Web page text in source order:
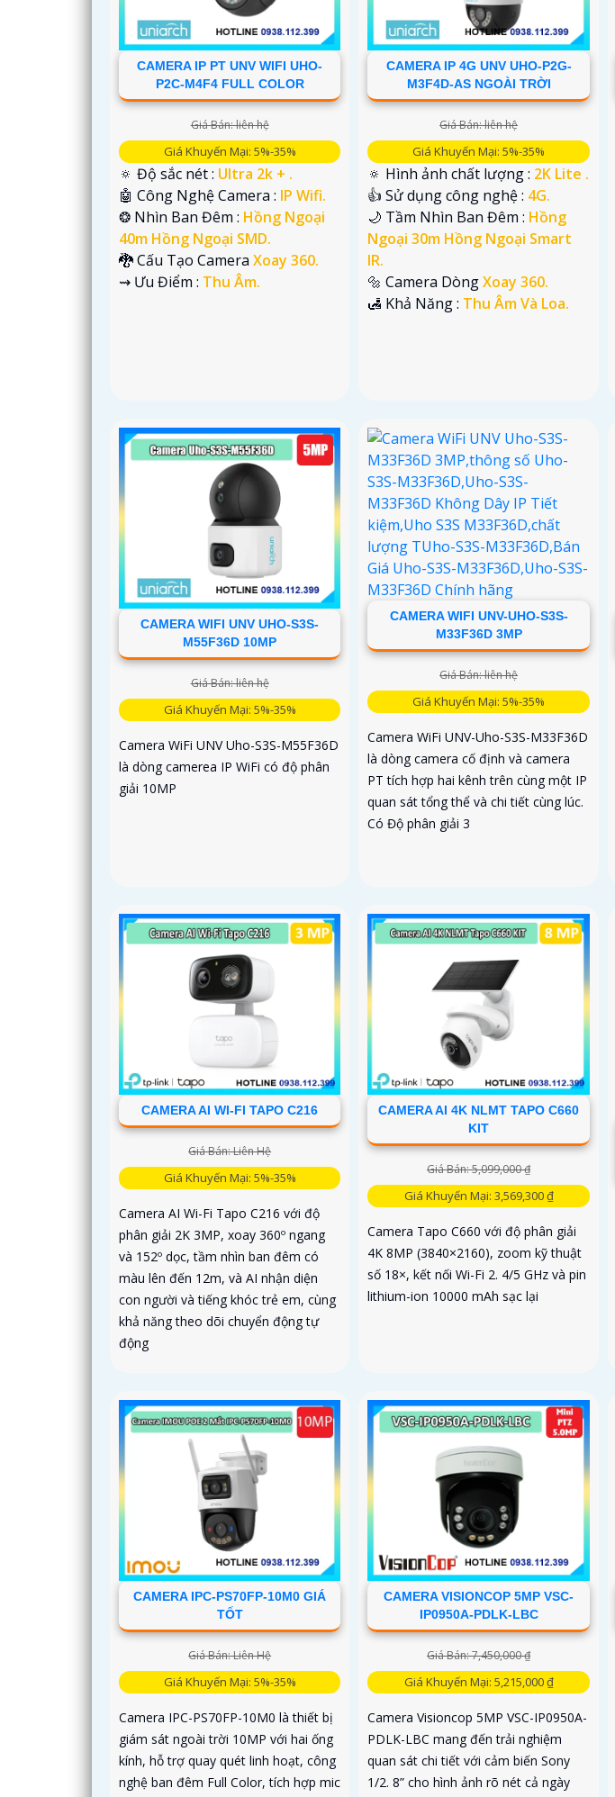
CAMERA IP PT UNV WIFI UHO-
P2C-M4F4 FULL COLOR
Giá Bán: liên hệ
Giá Khuyến Mại: 5%-35%
🔅 Độ sắc nét : Ultra 2k + .
🤖️ Công Nghệ Camera : IP Wifi.
❂ Nhìn Ban Đêm : Hồng Ngoại
40m Hồng Ngoại SMD.
🐉️ Cấu Tạo Camera Xoay 360.
️⇝ Ưu Điểm : Thu Âm.
CAMERA IP 4G UNV UHO-P2G-
M3F4D-AS NGOÀI TRỜI
Giá Bán: liên hệ
Giá Khuyến Mại: 5%-35%
🔅 Hình ảnh chất lượng : 2K Lite .
👍 Sử dụng công nghệ : 4G.
🌙 Tầm Nhìn Ban Đêm : Hồng
Ngoại 30m Hồng Ngoại Smart
IR.
🔩 Camera DòngXoay 360.
️🛃 Khả Năng : Thu Âm Và Loa.
CAMERA WIFI UNV UHO-S3S-
M55F36D 10MP
Giá Bán: liên hệ
Giá Khuyến Mại: 5%-35%
Camera WiFi UNV Uho-S3S-M55F36D
là dòng camerea IP WiFi có độ phân
giải 10MP
CAMERA WIFI UNV-UHO-S3S-
M33F36D 3MP
Giá Bán: liên hệ
Giá Khuyến Mại: 5%-35%
Camera WiFi UNV-Uho-S3S-M33F36D
là dòng camera cố định và camera
PT tích hợp hai kênh trên cùng một IP
quan sát tổng thể và chi tiết cùng lúc.
Có Độ phân giải 3
CAMERA AI WI-FI TAPO C216
Giá Bán: Liên Hệ
Giá Khuyến Mại: 5%-35%
Camera AI Wi-Fi Tapo C216 với độ
phân giải 2K 3MP, xoay 360º ngang
và 152º dọc, tầm nhìn ban đêm có
màu lên đến 12m, và AI nhận diện
con người và tiếng khóc trẻ em, cùng
khả năng theo dõi chuyển động tự
động
CAMERA AI 4K NLMT TAPO C660
KIT
Giá Bán: 5,099,000 ₫
Giá Khuyến Mại: 3,569,300 ₫
Camera Tapo C660 với độ phân giải
4K 8MP (3840×2160), zoom kỹ thuật
số 18×, kết nối Wi-Fi 2. 4/5 GHz và pin
lithium-ion 10000 mAh sạc lại
CAMERA IPC-PS70FP-10M0 GIÁ
TỐT
Giá Bán: Liên Hệ
Giá Khuyến Mại: 5%-35%
Camera IPC-PS70FP-10M0 là thiết bị
giám sát ngoài trời 10MP với hai ống
kính, hỗ trợ quay quét linh hoạt, công
nghệ ban đêm Full Color, tích hợp mic
CAMERA VISIONCOP 5MP VSC-
IP0950A-PDLK-LBC
Giá Bán: 7,450,000 ₫
Giá Khuyến Mại: 5,215,000 ₫
Camera Visioncop 5MP VSC-IP0950A-
PDLK-LBC mang đến trải nghiệm
quan sát chi tiết với cảm biến Sony
1/2. 8” cho hình ảnh rõ nét cả ngày